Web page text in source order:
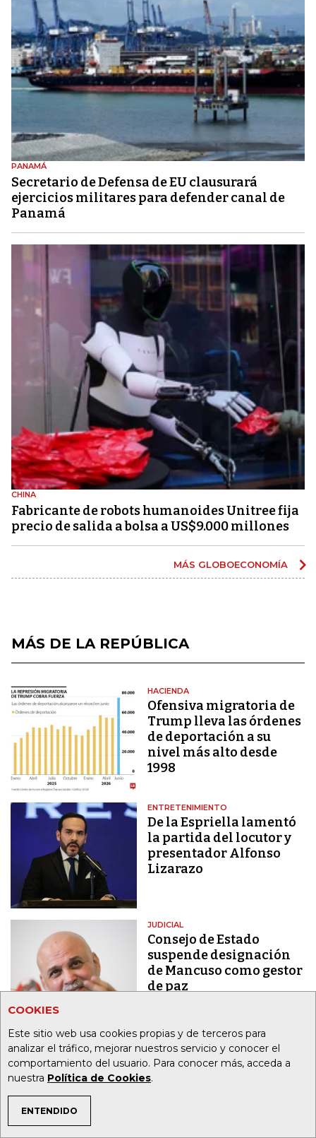
COOKIES
Este sitio web usa cookies propias y de terceros para
analizar el tráfico, mejorar nuestros servicio y conocer el
comportamiento del usuario. Para conocer más, acceda a
nuestra Política de Cookies.
ENTENDIDO
TEMAS DE INTERÉS
PANAMÁ
Secretario de Defensa de EU clausurará
ejercicios militares para defender canal de
Panamá
CHINA
Fabricante de robots humanoides Unitree fija
precio de salida a bolsa a US$9.000 millones
MÁS GLOBOECONOMÍA
MÁS DE LA REPÚBLICA
HACIENDA
Ofensiva migratoria de
Trump lleva las órdenes
de deportación a su
nivel más alto desde
1998
ENTRETENIMIENTO
De la Espriella lamentó
la partida del locutor y
presentador Alfonso
Lizarazo
JUDICIAL
Consejo de Estado
suspende designación
de Mancuso como gestor
de paz
BANCOS
"No subimos las tasas y
aún así logramos unas
utilidades por $1,2